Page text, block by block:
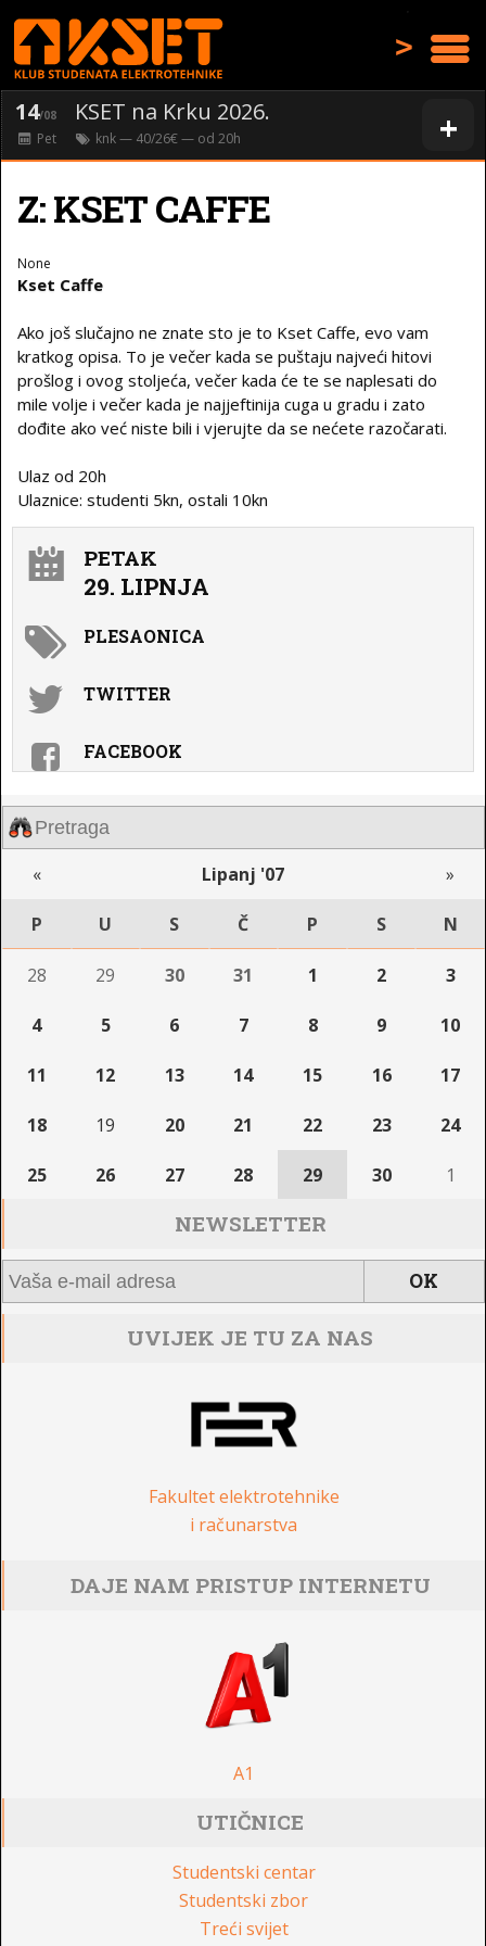
>
+
14/08 KSET na Krku 2026.
Pet knk— 40/26€ — od 20h
Z: KSET CAFFE
None
Kset Caffe
Ako još slučajno ne znate sto je to Kset Caffe, evo vam
kratkog opisa. To je večer kada se puštaju najveći hitovi
prošlog i ovog stoljeća, večer kada će te se naplesati do
mile volje i večer kada je najjeftinija cuga u gradu i zato
dođite ako već niste bili i vjerujte da se nećete razočarati.
Ulaz od 20h
Ulaznice: studenti 5kn, ostali 10kn
PETAK
29. LIPNJA
PLESAONICA
TWITTER
FACEBOOK
« Lipanj '07 »
P U S Č P S N
28 29 30 31 1 2 3
4 5 6 7 8 9 10
11 12 13 14 15 16 17
18 19 20 21 22 23 24
25 26 27 28 29 30 1
NEWSLETTER
UVIJEK JE TU ZA NAS
Fakultet elektrotehnike
i računarstva
DAJE NAM PRISTUP INTERNETU
A1
UTIČNICE
Studentski centar
Studentski zbor
Treći svijet